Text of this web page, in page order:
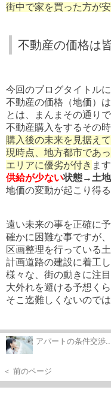
街中で家を買った方が
不動産の価格は
今回のブログタイトル
不動産の価格（地価）
とは、まんまその通りで
不動産購入をするその
購入後の未来を見据え
現時点、地方都市であ
エリアに優劣が付き ま
供給が少ない状態→土
地価の変動が起こり得る
遠い未来の事を正確に
確かに困難な事ですが、
区画整理を行っている
計画道路の建設に着工
様々な、街の動きに注
大外れを避ける予想く
そこ迄難しくないので
アパートの条件交渉...
＜ 前のページ